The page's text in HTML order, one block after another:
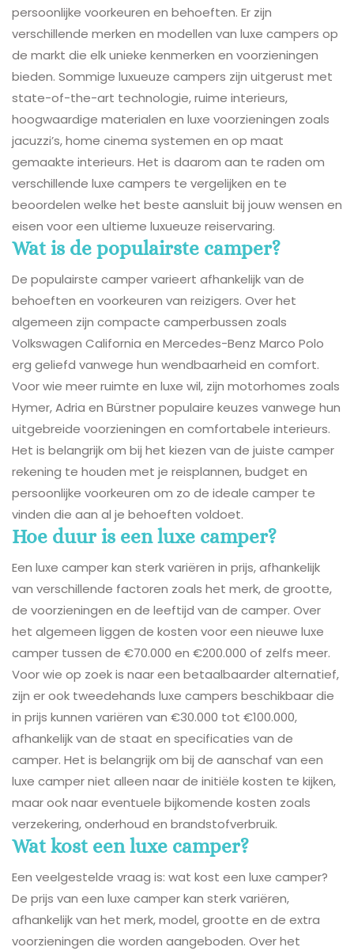
persoonlijke voorkeuren en behoeften. Er zijn
verschillende merken en modellen van luxe campers op
de markt die elk unieke kenmerken en voorzieningen
bieden. Sommige luxueuze campers zijn uitgerust met
state-of-the-art technologie, ruime interieurs,
hoogwaardige materialen en luxe voorzieningen zoals
jacuzzi’s, home cinema systemen en op maat
gemaakte interieurs. Het is daarom aan te raden om
verschillende luxe campers te vergelijken en te
beoordelen welke het beste aansluit bij jouw wensen en
eisen voor een ultieme luxueuze reiservaring.
Wat is de populairste camper?
De populairste camper varieert afhankelijk van de
behoeften en voorkeuren van reizigers. Over het
algemeen zijn compacte camperbussen zoals
Volkswagen California en Mercedes-Benz Marco Polo
erg geliefd vanwege hun wendbaarheid en comfort.
Voor wie meer ruimte en luxe wil, zijn motorhomes zoals
Hymer, Adria en Bürstner populaire keuzes vanwege hun
uitgebreide voorzieningen en comfortabele interieurs.
Het is belangrijk om bij het kiezen van de juiste camper
rekening te houden met je reisplannen, budget en
persoonlijke voorkeuren om zo de ideale camper te
vinden die aan al je behoeften voldoet.
Hoe duur is een luxe camper?
Een luxe camper kan sterk variëren in prijs, afhankelijk
van verschillende factoren zoals het merk, de grootte,
de voorzieningen en de leeftijd van de camper. Over
het algemeen liggen de kosten voor een nieuwe luxe
camper tussen de €70.000 en €200.000 of zelfs meer.
Voor wie op zoek is naar een betaalbaarder alternatief,
zijn er ook tweedehands luxe campers beschikbaar die
in prijs kunnen variëren van €30.000 tot €100.000,
afhankelijk van de staat en specificaties van de
camper. Het is belangrijk om bij de aanschaf van een
luxe camper niet alleen naar de initiële kosten te kijken,
maar ook naar eventuele bijkomende kosten zoals
verzekering, onderhoud en brandstofverbruik.
Wat kost een luxe camper?
Een veelgestelde vraag is: wat kost een luxe camper?
De prijs van een luxe camper kan sterk variëren,
afhankelijk van het merk, model, grootte en de extra
voorzieningen die worden aangeboden. Over het